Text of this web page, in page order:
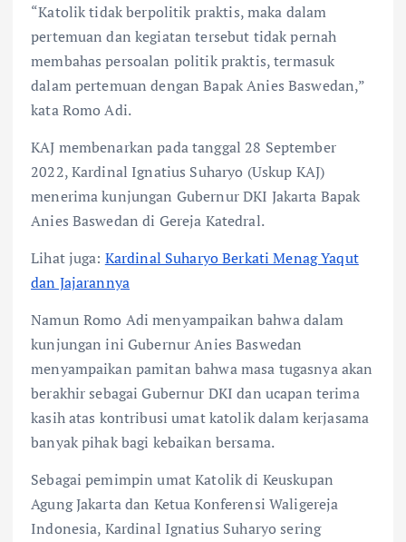
“Katolik tidak berpolitik praktis, maka dalam
pertemuan dan kegiatan tersebut tidak pernah
membahas persoalan politik praktis, termasuk
dalam pertemuan dengan Bapak Anies Baswedan,”
kata Romo Adi.
KAJ membenarkan pada tanggal 28 September
2022, Kardinal Ignatius Suharyo (Uskup KAJ)
menerima kunjungan Gubernur DKI Jakarta Bapak
Anies Baswedan di Gereja Katedral.
Lihat juga: Kardinal Suharyo Berkati Menag Yaqut
dan Jajarannya
Namun Romo Adi menyampaikan bahwa dalam
kunjungan ini Gubernur Anies Baswedan
menyampaikan pamitan bahwa masa tugasnya akan
berakhir sebagai Gubernur DKI dan ucapan terima
kasih atas kontribusi umat katolik dalam kerjasama
banyak pihak bagi kebaikan bersama.
Sebagai pemimpin umat Katolik di Keuskupan
Agung Jakarta dan Ketua Konferensi Waligereja
Indonesia, Kardinal Ignatius Suharyo sering